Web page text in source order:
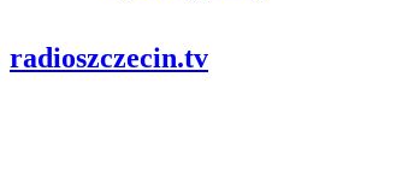
radioszczecin.tv